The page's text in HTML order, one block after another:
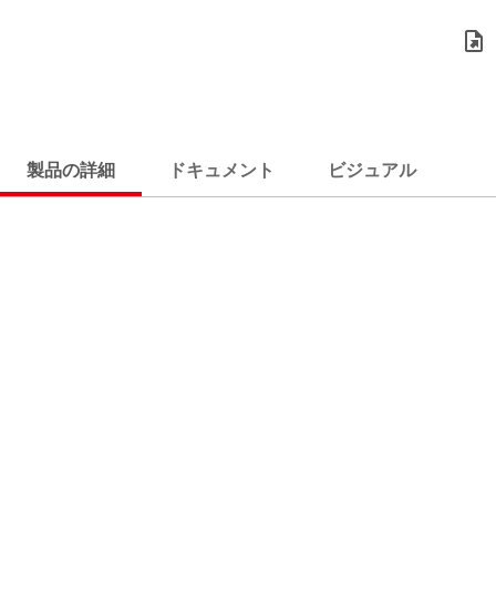
製品の詳細 ドキュメント ビジュアル